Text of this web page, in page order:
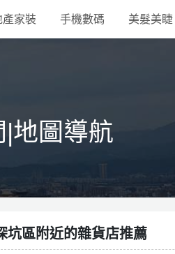
產家裝 手機數碼 美髮美睫
地圖導航
坑區附近的雜貨店推薦